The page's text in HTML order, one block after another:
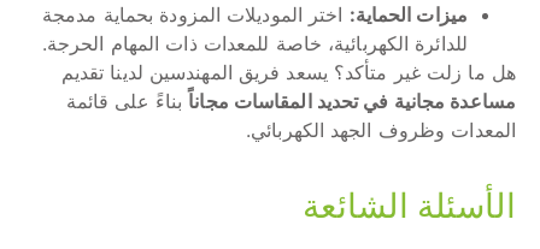
ميزات الحماية: اختر الموديلات المزودة بحماية مدمجة
للدائرة الكهربائية، خاصة للمعدات ذات المهام الحرجة.
هل ما زلت غير متأكد؟ يسعد فريق المهندسين لدينا تقديم
مساعدة مجانية في تحديد المقاسات مجاناًبناءً على قائمة
المعدات وظروف الجهد الكهربائي.
الأسئلة الشائعة